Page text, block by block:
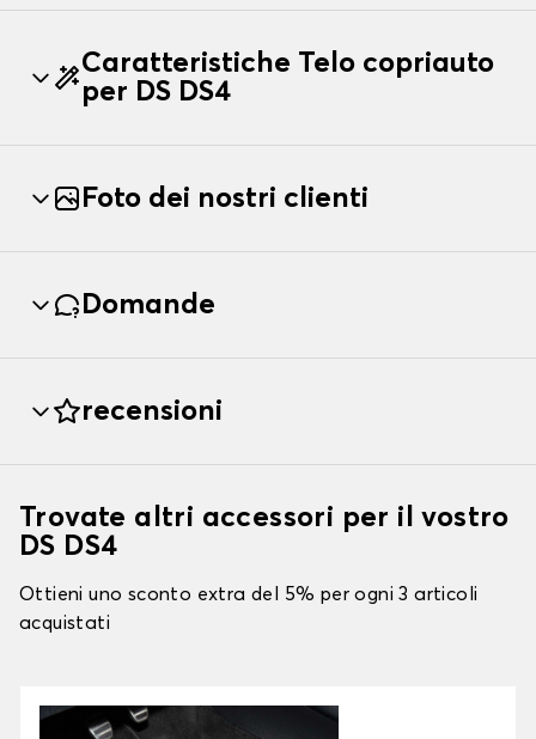
Caratteristiche Telo copriauto
per DS DS4
Foto dei nostri clienti
Domande
recensioni
Trovate altri accessori per il vostro
DS DS4
Ottieni uno sconto extra del 5% per ogni 3 articoli
acquistati